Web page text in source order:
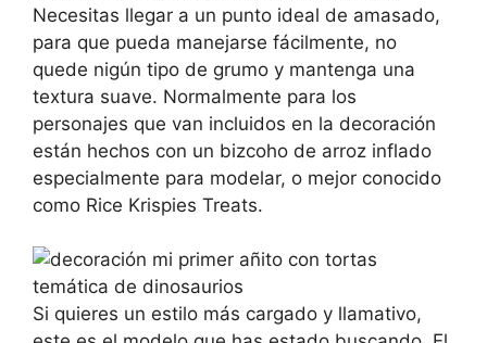
Necesitas llegar a un punto ideal de amasado,
para que pueda manejarse fácilmente, no
quede nigún tipo de grumo y mantenga una
textura suave. Normalmente para los
personajes que van incluidos en la decoración
están hechos con un bizcoho de arroz inflado
especialmente para modelar, o mejor conocido
como Rice Krispies Treats.
Si quieres un estilo más cargado y llamativo,